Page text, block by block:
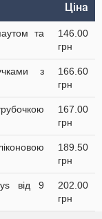
Ціна
та
146.00
грн
з
166.60
грн
167.00
грн
189.50
грн
від 9
202.00
грн